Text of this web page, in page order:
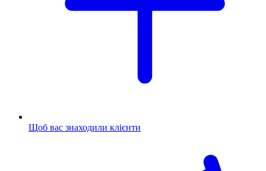
Щоб вас знаходили клієнти